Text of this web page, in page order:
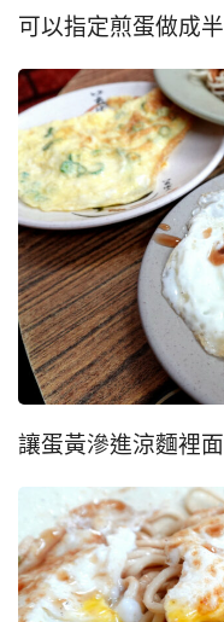
可以指定煎蛋做成半
讓蛋黃滲進涼麵裡